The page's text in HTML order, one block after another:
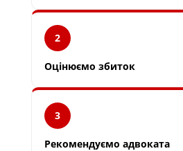
2
Оцінюємо збиток
3
Рекомендуємо адвоката